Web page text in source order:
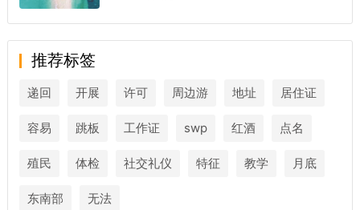
推荐标签
递回 开展 许可 周边游 地址 居住证
容易 跳板 工作证 swp 红酒 点名
殖民 体检 社交礼仪 特征 教学 月底
东南部 无法